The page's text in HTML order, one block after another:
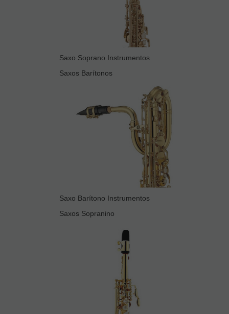
Saxo Soprano Instrumentos
Saxos Barítonos
Saxo Barítono Instrumentos
Saxos Sopranino